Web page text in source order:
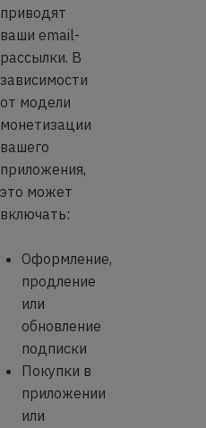
приводят
ваши email-
рассылки. В
зависимости
от модели
монетизации
вашего
приложения,
это может
включать:
Оформление,
продление
или
обновление
подписки
Покупки в
приложении
или